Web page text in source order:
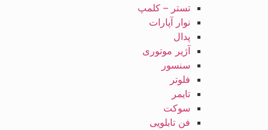
تستر – کلمپ
نوار آپارات
پدال
آژیر موتوری
سنسور
فلوتر
تایمر
سوکت
فن تابلویی